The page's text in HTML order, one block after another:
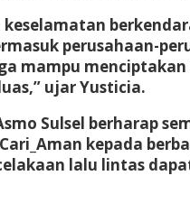
keselamatan
perusahaan-
mampu
ujar Yusticia.
Sulsel berharap
kepada
lalu lintas